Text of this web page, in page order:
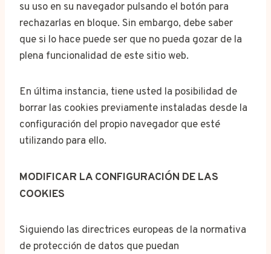
su uso en su navegador pulsando el botón para
rechazarlas en bloque. Sin embargo, debe saber
que si lo hace puede ser que no pueda gozar de la
plena funcionalidad de este sitio web.
En última instancia, tiene usted la posibilidad de
borrar las cookies previamente instaladas desde la
configuración del propio navegador que esté
utilizando para ello.
MODIFICAR LA CONFIGURACIÓN DE LAS
COOKIES
Siguiendo las directrices europeas de la normativa
de protección de datos que puedan